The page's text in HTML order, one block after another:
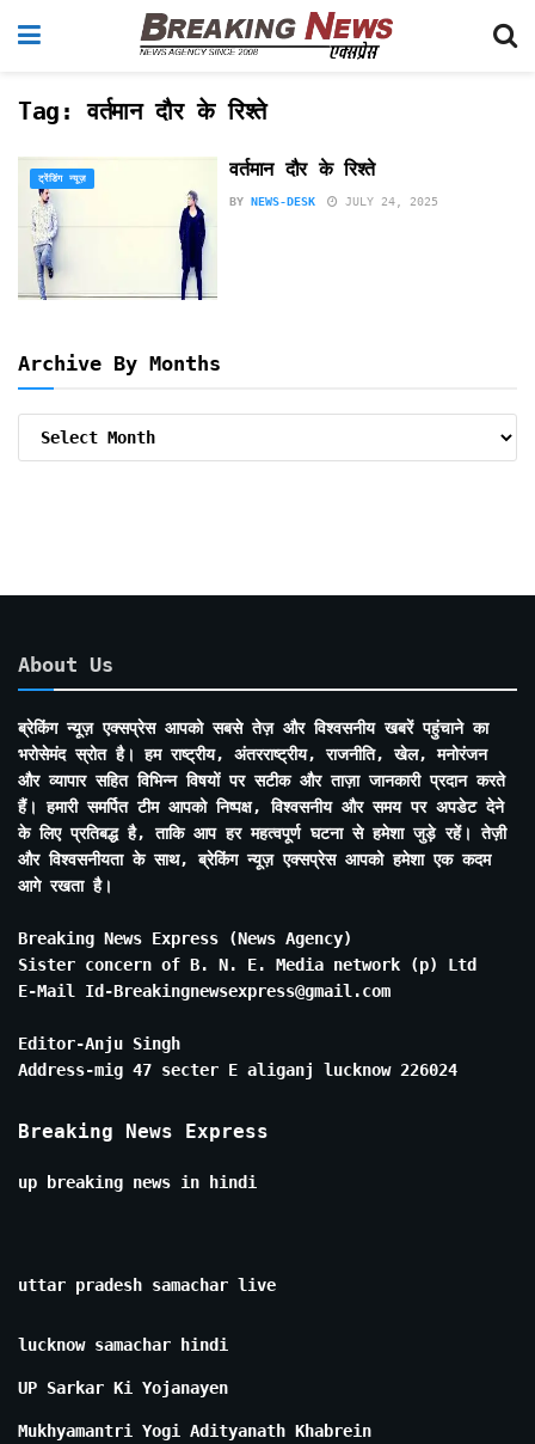
Tag:वर्तमान दौर के रिश्ते
ट्रेंडिंग न्यूज़ वर्तमान दौर के रिश्ते
BY NEWS-DESK JULY 24, 2025
Archive By Months
About Us
ब्रेकिंग न्यूज़ एक्सप्रेस आपको सबसे तेज़ और विश्वसनीय खबरें पहुंचाने का
भरोसेमंद स्रोत है। हम राष्ट्रीय, अंतरराष्ट्रीय, राजनीति, खेल, मनोरंजन
और व्यापार सहित विभिन्न विषयों पर सटीक और ताज़ा जानकारी प्रदान करते
हैं। हमारी समर्पित टीम आपको निष्पक्ष, विश्वसनीय और समय पर अपडेट देने
के लिए प्रतिबद्ध है, ताकि आप हर महत्वपूर्ण घटना से हमेशा जुड़े रहें। तेज़ी
और विश्वसनीयता के साथ, ब्रेकिंग न्यूज़ एक्सप्रेस आपको हमेशा एक कदम
आगे रखता है।
Breaking News Express (News Agency)
Sister concern of B. N. E. Media network (p) Ltd
E-Mail Id-Breakingnewsexpress@gmail.com
Editor-Anju Singh
Address-mig 47 secter E aliganj lucknow 226024
Breaking News Express
up breaking news in hindi
uttar pradesh samachar live
lucknow samachar hindi
UP Sarkar Ki Yojanayen
Mukhyamantri Yogi Adityanath Khabrein